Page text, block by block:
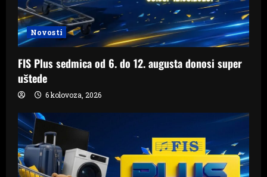
Novosti
FIS Plus sedmica od 6. do 12. augusta donosi super
uštede
6 kolovoza, 2026